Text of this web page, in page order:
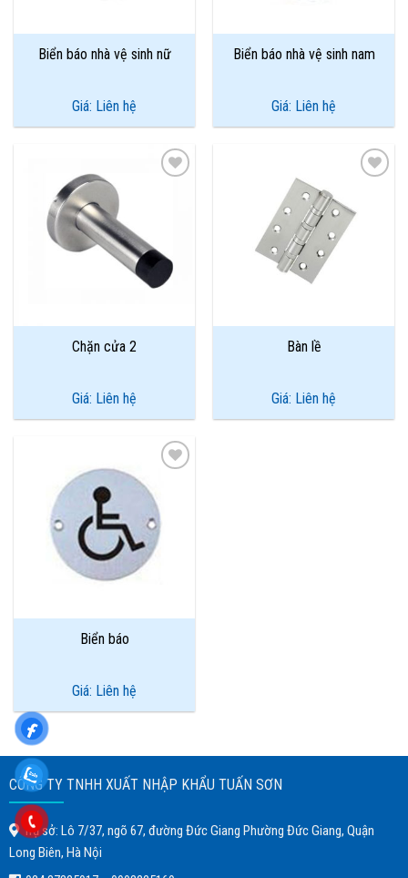
Biển báo nhà vệ sinh nữ
Giá: Liên hệ
Biển báo nhà vệ sinh nam
Giá: Liên hệ
Chặn cửa 2
Giá: Liên hệ
Add to
Bàn lề
Giá: Liên hệ
Add to
Wishlist
Biển báo
Giá: Liên hệ
CÔNG TY TNHH XUẤT NHẬP KHẨU TUẤN SƠN
Trụ sở: Lô 7/37, ngõ 67, đường Đức Giang Phường Đức Giang, Quận
Long Biên, Hà Nội